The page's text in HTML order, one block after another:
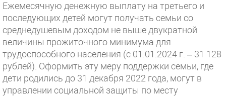
Ежемесячную денежную выплату на третьего и
последующих детей могут получать семьи со
среднедушевым доходом не выше двукратной
величины прожиточного минимума для
трудоспособного населения (с 01.01.2024 г. – 31 128
рублей). Оформить эту меру поддержки семьи, где
дети родились до 31 декабря 2022 года, могут в
управлении социальной защиты по месту